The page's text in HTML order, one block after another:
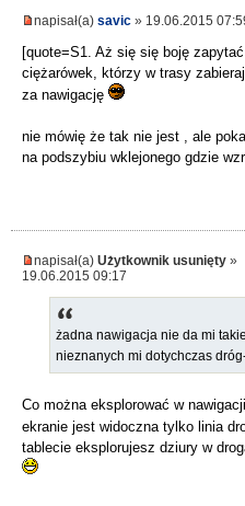
napisał(a) savic » 19.06.2015
[quote=S1. Aż się się boję
ciężarówek, którzy w trasy
za nawigację
nie mówię że tak nie jest , ale
na podszybiu wklejonego gdzie
napisał(a) Użytkownik usunięty »
19.06.2015 09:17
żadna nawigacja nie da mi
nieznanych mi dotychczas
Co można eksplorować w
ekranie jest widoczna tylko linia
tablecie eksplorujesz dziury w